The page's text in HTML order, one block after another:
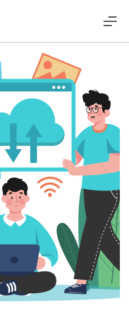
vs SaaS: